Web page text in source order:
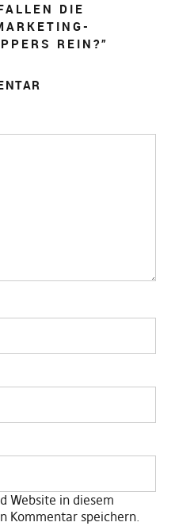
DIE
REIN?”
Website in diesem
Kommentar speichern.